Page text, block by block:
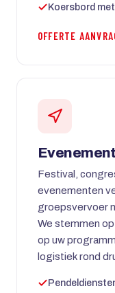
Koersbord
OFFERTE
Festival,
evenementen
groepsvervoer
We stemmen
op uw
logistiek rond